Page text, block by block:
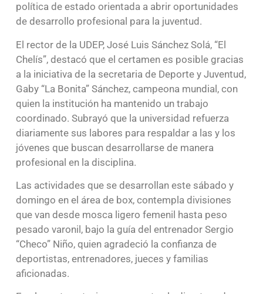
política de estado orientada a abrir oportunidades
de desarrollo profesional para la juventud.
El rector de la UDEP, José Luis Sánchez Solá, “El
Chelís”, destacó que el certamen es posible gracias
a la iniciativa de la secretaria de Deporte y Juventud,
Gaby “La Bonita” Sánchez, campeona mundial, con
quien la institución ha mantenido un trabajo
coordinado. Subrayó que la universidad refuerza
diariamente sus labores para respaldar a las y los
jóvenes que buscan desarrollarse de manera
profesional en la disciplina.
Las actividades que se desarrollan este sábado y
domingo en el área de box, contempla divisiones
que van desde mosca ligero femenil hasta peso
pesado varonil, bajo la guía del entrenador Sergio
“Checo” Niño, quien agradeció la confianza de
deportistas, entrenadores, jueces y familias
aficionadas.